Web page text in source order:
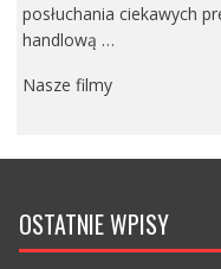
posłuchania ciekawych
handlową …
Nasze filmy
OSTATNIE WPISY